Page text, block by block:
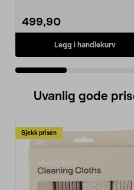
499,90
Legg i handlekurv
Uvanlig gode
Sjekk prisen